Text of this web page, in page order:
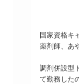
国家資格キ
薬剤師、あ
調剤併設型
て勤務した